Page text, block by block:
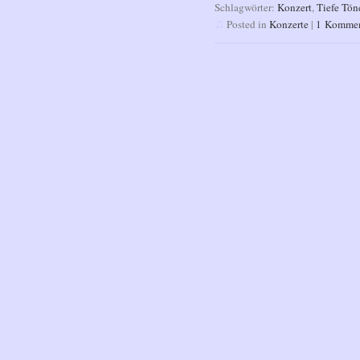
Schlagwörter: Konzert,Tiefe
Posted in Konzerte | 1